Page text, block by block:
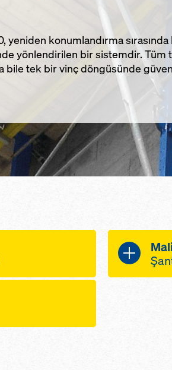
yeniden konumlandırma sırasında
yönlendirilen bir sistemdir. Tüm
bile tek bir vinç döngüsünde
bu
için kalıp